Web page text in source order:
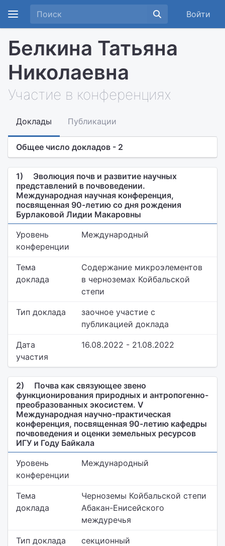
Войти
Белкина Татьяна
Николаевна
Участие в конференциях
Доклады Публикации
Общее число докладов - 2
1)
Эволюция почв и развитие научных
представлений в почвоведении.
Международная научная конференция,
посвященная 90-летию со дня рождения
Бурлаковой Лидии Макаровны
Уровень
конференции
Международный
Тема
доклада
Содержание микроэлементов
в черноземах Койбальской
степи
Тип доклада
заочное участие с
публикацией доклада
Дата
участия
16.08.2022 - 21.08.2022
2)
Почва как связующее звено
функционирования природных и антропогенно-
преобразованных экосистем. V
Международная научно-практическая
конференция, посвященная 90-летию кафедры
почвоведения и оценки земельных ресурсов
ИГУ и Году Байкала
Уровень
конференции
Международный
Тема
доклада
Черноземы Койбальской степи
Абакан-Енисейского
междуречья
Тип доклада секционный